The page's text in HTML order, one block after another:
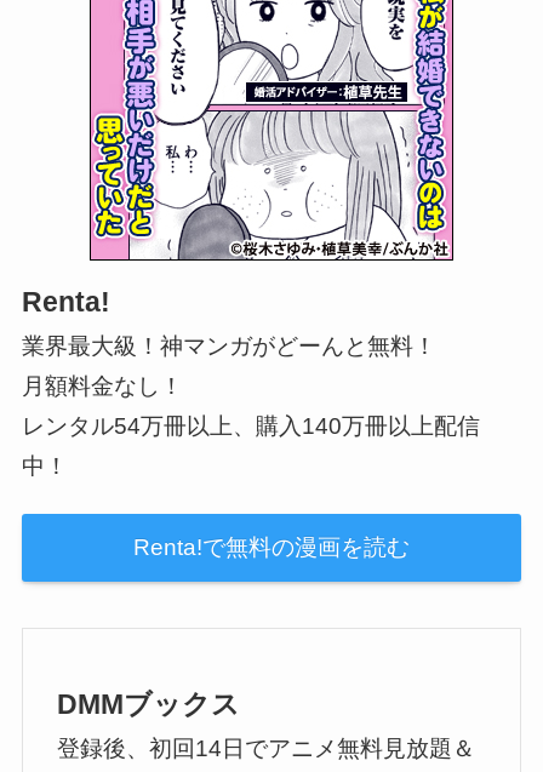
Renta!
業界最大級！神マンガがどーんと無料！
月額料金なし！
レンタル54万冊以上、購入140万冊以上配信
中！
Renta!で無料の漫画を読む
DMMブックス
登録後、初回14日でアニメ無料見放題＆